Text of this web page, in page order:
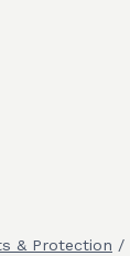
& Protection /